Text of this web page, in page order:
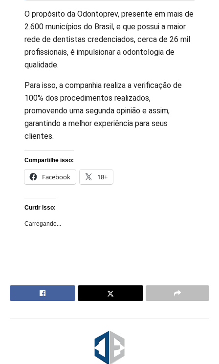
O propósito da Odontoprev, presente em mais de
2.600 municípios do Brasil, e que possui a maior
rede de dentistas credenciados, cerca de 26 mil
profissionais, é impulsionar a odontologia de
qualidade.
Para isso, a companhia realiza a verificação de
100% dos procedimentos realizados,
promovendo uma segunda opinião e assim,
garantindo a melhor experiência para seus
clientes.
Compartilhe isso:
Facebook 18+
Curtir isso:
Carregando...